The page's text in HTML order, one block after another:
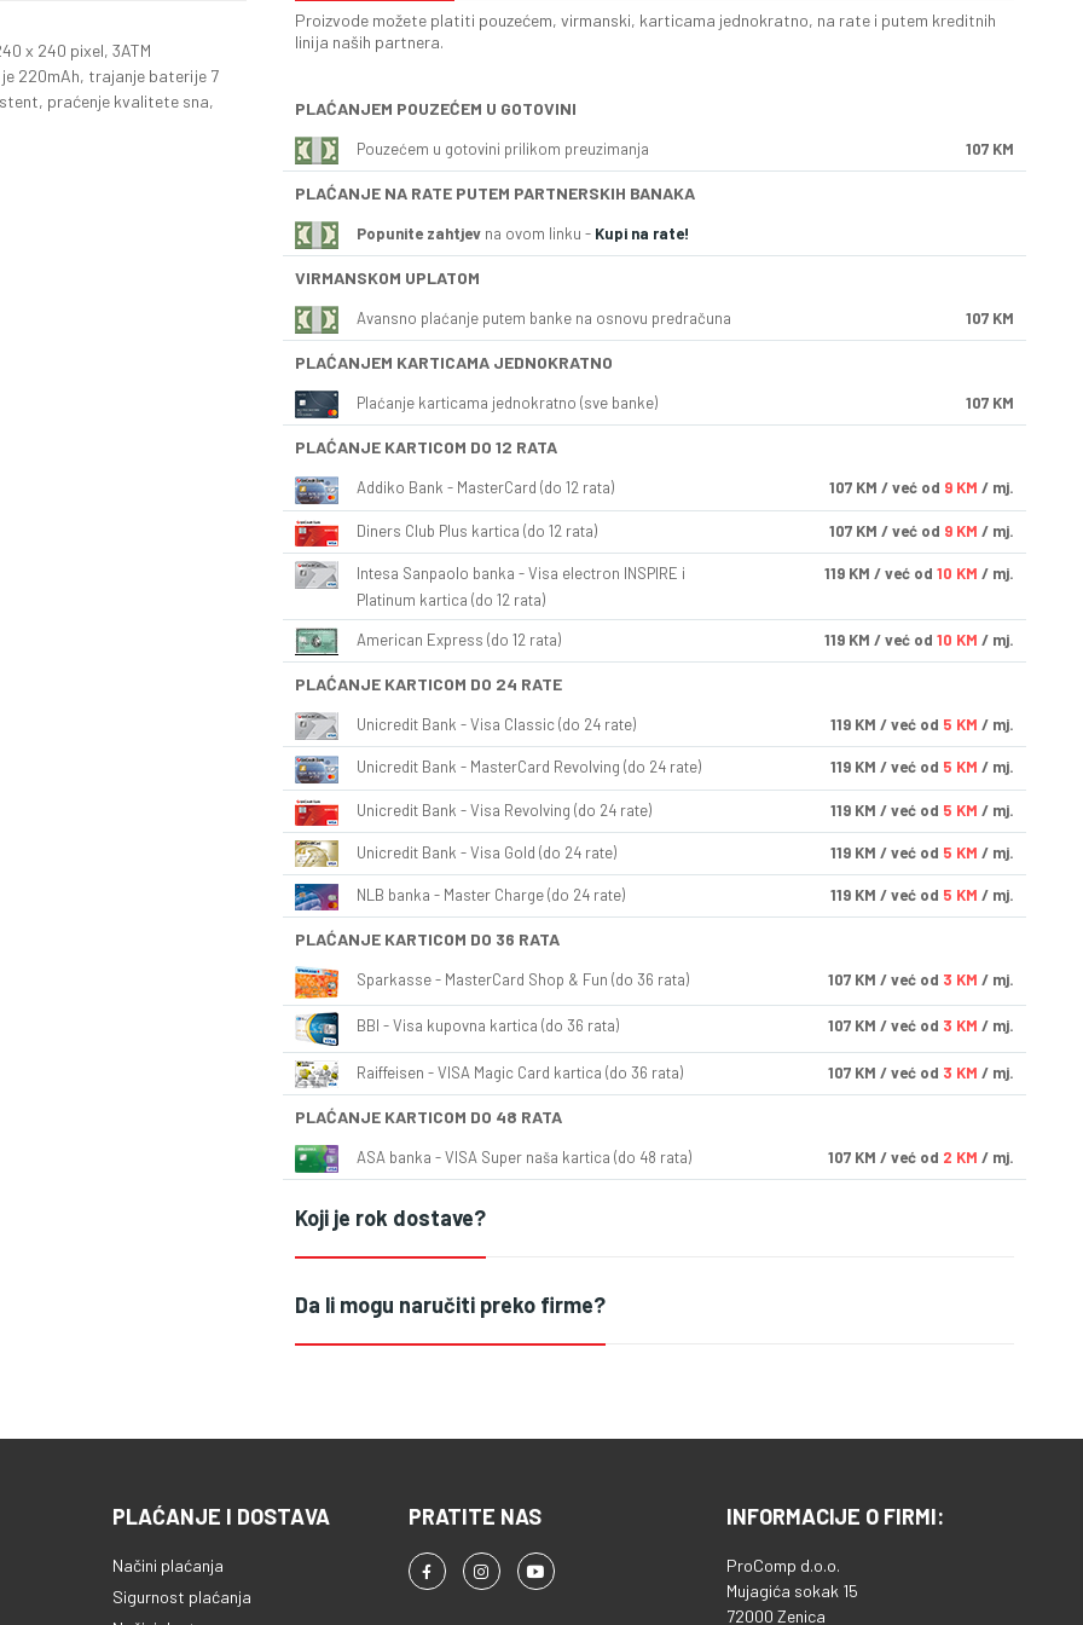
x 240 pixel, 3ATM
220mAh, trajanje baterije 7
praćenje kvalitete sna,
Proizvode možete platiti pouzećem, virmanski, karticama jednokratno, na rate i putem kreditnih
linija naših partnera.
PLAĆANJEM POUZEĆEM U GOTOVINI
Pouzećem u gotovini prilikom preuzimanja 107 KM
PLAĆANJE NA RATE PUTEM PARTNERSKIH BANAKA
Popunite zahtjev na ovom linku - Kupi na rate!
VIRMANSKOM UPLATOM
Avansno plaćanje putem banke na osnovu predračuna 107 KM
PLAĆANJEM KARTICAMA JEDNOKRATNO
Plaćanje karticama jednokratno (sve banke) 107 KM
PLAĆANJE KARTICOM DO 12 RATA
Addiko Bank - MasterCard (do 12 rata) 107 KM / već od 9 KM / mj.
Diners Club Plus kartica (do 12 rata) 107 KM / već od 9 KM / mj.
Intesa Sanpaolo banka - Visa electron INSPIRE i
Platinum kartica (do 12 rata)
119 KM / već od 10 KM / mj.
American Express (do 12 rata) 119 KM / već od 10 KM / mj.
PLAĆANJE KARTICOM DO 24 RATE
Unicredit Bank - Visa Classic (do 24 rate) 119 KM / već od 5 KM / mj.
Unicredit Bank - MasterCard Revolving (do 24 rate) 119 KM / već od 5 KM / mj.
Unicredit Bank - Visa Revolving (do 24 rate) 119 KM / već od 5 KM / mj.
Unicredit Bank - Visa Gold (do 24 rate) 119 KM / već od 5 KM / mj.
NLB banka - Master Charge (do 24 rate) 119 KM / već od 5 KM / mj.
PLAĆANJE KARTICOM DO 36 RATA
Sparkasse - MasterCard Shop & Fun (do 36 rata) 107 KM / već od 3 KM / mj.
BBI - Visa kupovna kartica (do 36 rata) 107 KM / već od 3 KM / mj.
Raiffeisen - VISA Magic Card kartica (do 36 rata) 107 KM / već od 3 KM / mj.
PLAĆANJE KARTICOM DO 48 RATA
ASA banka - VISA Super naša kartica (do 48 rata) 107 KM / već od 2 KM / mj.
Koji je rok dostave?
Da li mogu naručiti preko firme?
PLAĆANJE I DOSTAVA
Načini plaćanja
Sigurnost plaćanja
PRATITE NAS INFORMACIJE O FIRMI:
ProComp d.o.o.
Mujagića sokak 15
72000 Zenica